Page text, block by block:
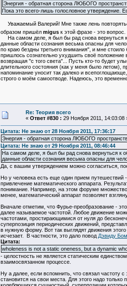
Энергия - обратная сторона ЛЮБОГО
Пока это всего-лишь голословное утверждение.
Уважаемый Валерий! Мне также лень
образом пришёл migusк этой фразе - это
На самом деле, я был бы рад снова вернуться к
данные области сознания весьма опасны для
по краю бездны третьего внимания", и мне
пришлось сознательно ухудшить своё положение
возвращая "с того света"... Пусть кто-то будет
длительного состояния (как у меня было летом),
напоминание уносит так далеко и
строго о моём самоотводе. Надеюсь, это
Re: Теория всего
« Ответ #830 : 29 Ноября 2011, 14:03:08
Цитата: Не знаю от 28 Ноября 2011, 17:36:17
Энергия - обратная сторона ЛЮБОГО
Цитата: Не знаю от 29 Ноября 2011, 08:46:44
На самом деле, я был бы рад снова вернуться к
данные области сознания весьма опасны для
Да, с вашим утверждением можно согласиться,
Но у человека есть еще один прием путешествий
привлечение математического аппарата.
понимание. Например, на этом форуме
менее, математический аппарат позволяет
Вначале отметим, что Фурье-преобразование -
далее называемое частотой. Любое движение
частотами, простирающимися от нуля до
суперпозиция периодических движений,
в нужную форму. Вот так выглядят движения
исчезает. В частности, это дало повод Дэвиду
Цитата:
wholeness is not a static oneness, but a dynamic
- целостность не является статическим
взаимосвязанном процессе.
Ну а далее, если вспомнить, что связал частоту
становится на свои места. Для этого надо